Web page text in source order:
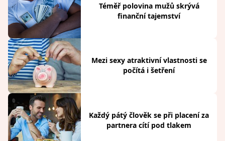
Téměř polovina mužů skrývá
finanční tajemství
Mezi sexy atraktivní vlastnosti se
počítá i šetření
Každý pátý člověk se při placení za
partnera cítí pod tlakem